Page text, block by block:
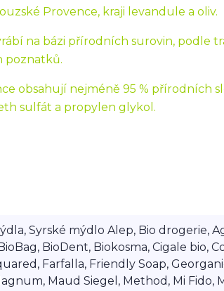
Provence, kraji levandule a oliv.
na bázi přírodních surovin, podle
poznatků.
obsahují nejméně 95 % přírodních
sulfát a propylen glykol.
Syrské mýdlo Alep, Bio drogerie,
BioDent, Biokosma, Cigale bio,
Farfalla, Friendly Soap,
Maud Siegel, Method, Mi